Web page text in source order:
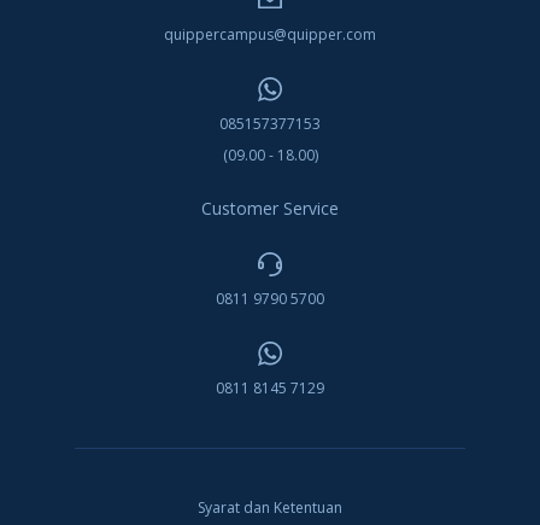
quippercampus@quipper.com
085157377153
(09.00 - 18.00)
Customer Service
0811 9790 5700
0811 8145 7129
Syarat dan Ketentuan